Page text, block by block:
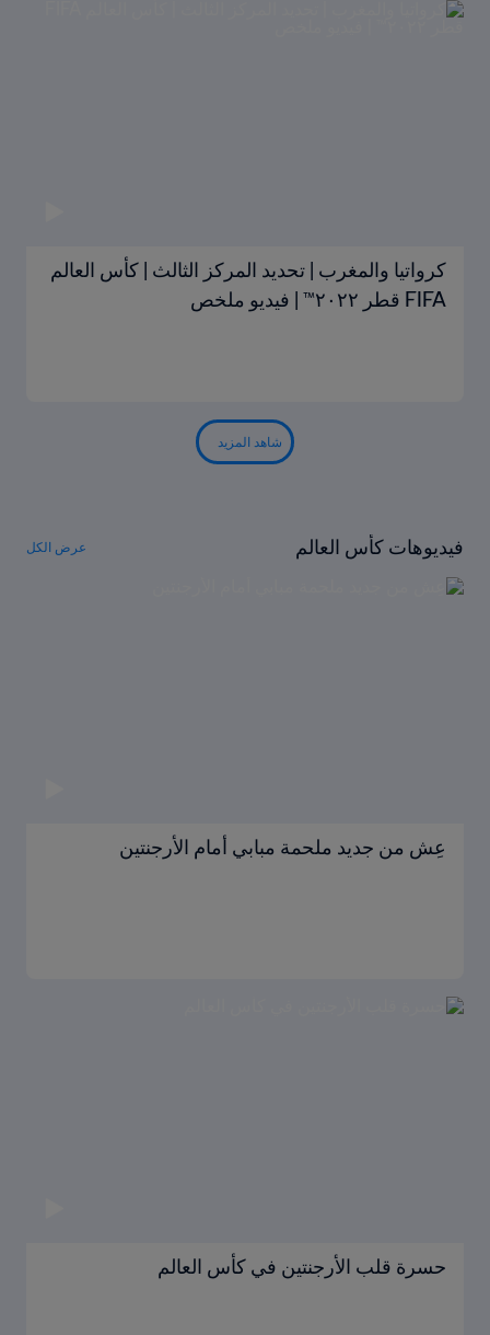
كرواتيا والمغرب | تحديد المركز الثالث | كأس العالم
FIFA قطر ٢٠٢٢™ | فيديو ملخص
شاهد المزيد
فيديوهات كأس العالم عرض الكل
عِش من جديد ملحمة مبابي أمام الأرجنتين
حسرة قلب الأرجنتين في كأس العالم